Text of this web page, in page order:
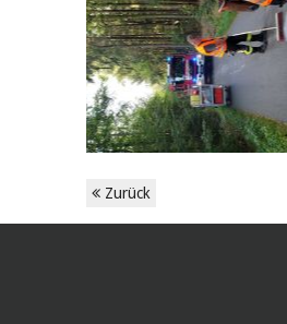
Zurück